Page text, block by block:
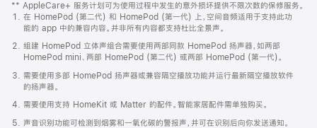
窗
口
中
打
开)
** AppleCare+ 服务计划可为使用过程中发生的意外损坏提供不限次数的保修服务。
在 HomePod (第二代) 和 HomePod (第一代) 上，空间音频适用于支持此功
能的 app 中的兼容内容。并非所有内容都支持杜比全景声。
组建 HomePod 立体声组合需要使用两部同款 HomePod 扬声器，如两部
HomePod mini、两部 HomePod (第二代) 或两部 HomePod (第一代)。
需要使用多部 HomePod 扬声器或兼容隔空播放功能并运行最新隔空播放软件
的扬声器。
需要使用支持 HomeKit 或 Matter 的配件。智能家居配件需单独购买。
声音识别功能可检测到烟雾和一氧化碳的警报声，并可在识别后向你发送通知。